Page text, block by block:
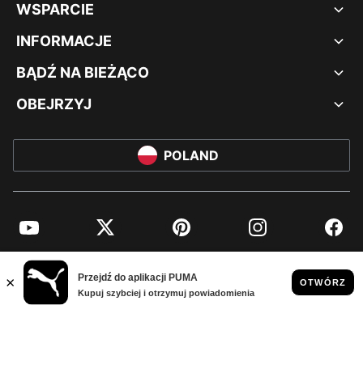
WSPARCIE
INFORMACJE
BĄDŹ NA BIEŻĄCO
OBEJRZYJ
POLAND
YouTube Twitter Pinterest Instagram
© PUMA EUROPE GMBH, 2026. WSZYSTKIE PRAWA ZASTRZEŻONE
NADRUK FIRMOWY I DANE PRAWNE